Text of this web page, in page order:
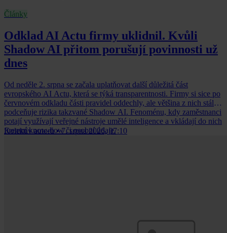
Články
Odklad AI Actu firmy uklidnil. Kvůli
Shadow AI přitom porušují povinnosti už
dnes
Od neděle 2. srpna se začala uplatňovat další důležitá část
evropského AI Actu, která se týká transparentnosti. Firmy si sice po
červnovém odkladu části pravidel oddechly, ale většina z nich stále
podceňuje rizika takzvané Shadow AI. Fenoménu, kdy zaměstnanci
potají využívají veřejné nástroje umělé inteligence a vkládají do nich
firemní know-how či osobní údaje.
Kolektiv autorů • 7. srpna 2026, 07:10